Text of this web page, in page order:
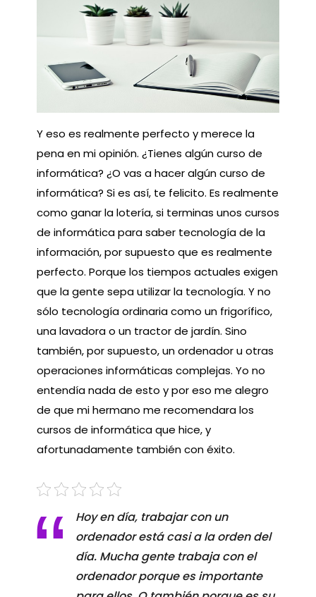
Y eso es realmente perfecto y merece la
pena en mi opinión. ¿Tienes algún curso de
informática? ¿O vas a hacer algún curso de
informática? Si es así, te felicito. Es realmente
como ganar la lotería, si terminas unos cursos
de informática para saber tecnología de la
información, por supuesto que es realmente
perfecto. Porque los tiempos actuales exigen
que la gente sepa utilizar la tecnología. Y no
sólo tecnología ordinaria como un frigorífico,
una lavadora o un tractor de jardín. Sino
también, por supuesto, un ordenador u otras
operaciones informáticas complejas. Yo no
entendía nada de esto y por eso me alegro
de que mi hermano me recomendara los
cursos de informática que hice, y
afortunadamente también con éxito.
Hoy en día, trabajar con un
ordenador está casi a la orden del
día. Mucha gente trabaja con el
ordenador porque es importante